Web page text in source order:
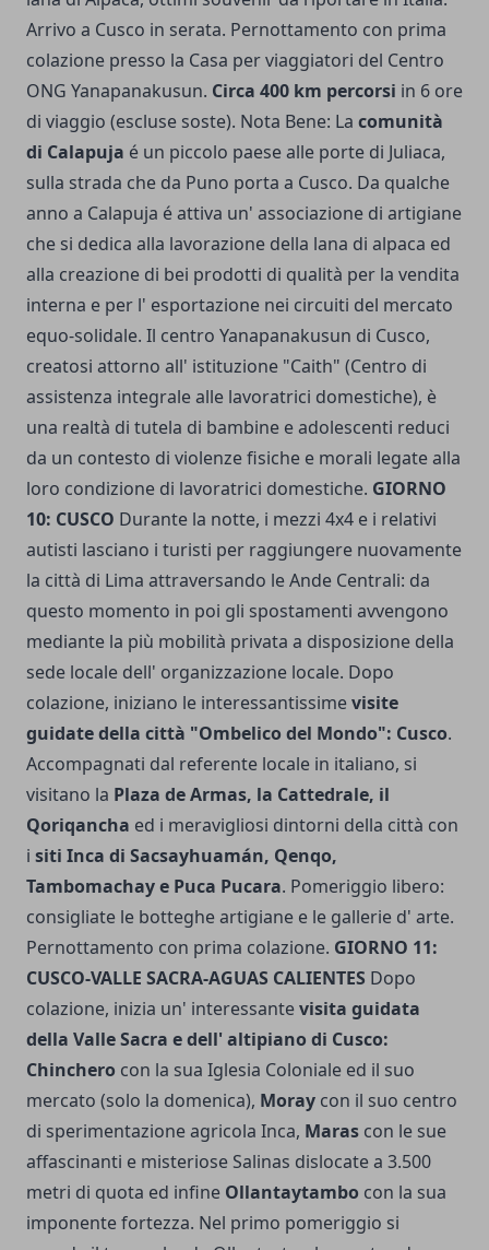
Arrivo a Cusco in serata. Pernottamento con prima
colazione presso la Casa per viaggiatori del Centro
ONG Yanapanakusun. Circa 400 km percorsi in 6 ore
di viaggio (escluse soste). Nota Bene: La comunità
di Calapuja é un piccolo paese alle porte di Juliaca,
sulla strada che da Puno porta a Cusco. Da qualche
anno a Calapuja é attiva un' associazione di artigiane
che si dedica alla lavorazione della lana di alpaca ed
alla creazione di bei prodotti di qualità per la vendita
interna e per l' esportazione nei circuiti del mercato
equo-solidale. Il centro Yanapanakusun di Cusco,
creatosi attorno all' istituzione "Caith" (Centro di
assistenza integrale alle lavoratrici domestiche), è
una realtà di tutela di bambine e adolescenti reduci
da un contesto di violenze fisiche e morali legate alla
loro condizione di lavoratrici domestiche. GIORNO
10: CUSCO Durante la notte, i mezzi 4x4 e i relativi
autisti lasciano i turisti per raggiungere nuovamente
la città di Lima attraversando le Ande Centrali: da
questo momento in poi gli spostamenti avvengono
mediante la più mobilità privata a disposizione della
sede locale dell' organizzazione locale. Dopo
colazione, iniziano le interessantissimevisite
guidate della città "Ombelico del Mondo": Cusco.
Accompagnati dal referente locale in italiano, si
visitano la Plaza de Armas, la Cattedrale, il
Qoriqancha ed i meravigliosi dintorni della città con
i siti Inca di Sacsayhuamán, Qenqo,
Tambomachay e Puca Pucara. Pomeriggio libero:
consigliate le botteghe artigiane e le gallerie d' arte.
Pernottamento con prima colazione. GIORNO 11:
CUSCO-VALLE SACRA-AGUAS CALIENTES Dopo
colazione, inizia un' interessantevisita guidata
della Valle Sacra e dell' altipiano di Cusco:
Chinchero con la sua Iglesia Coloniale ed il suo
mercato (solo la domenica), Moray con il suo centro
di sperimentazione agricola Inca, Maras con le sue
affascinanti e misteriose Salinas dislocate a 3.500
metri di quota ed infine Ollantaytambo con la sua
imponente fortezza. Nel primo pomeriggio si